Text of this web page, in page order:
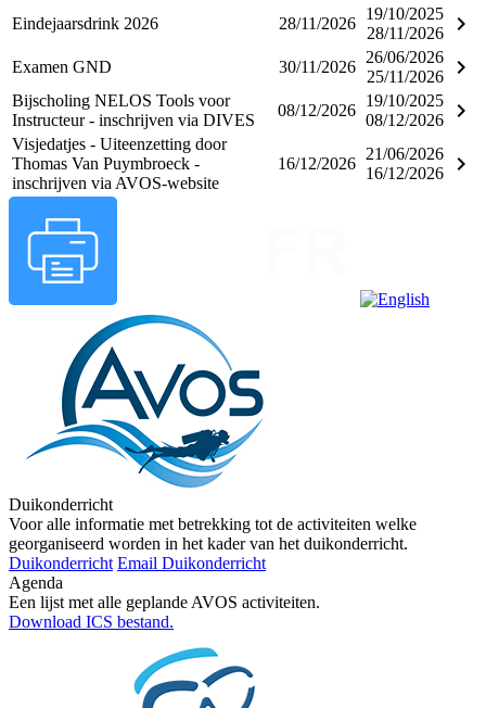
Eindejaarsdrink 2026 28/11/2026
19/10/2025
28/11/2026
keyboard_arrow_right
Examen GND 30/11/2026
26/06/2026
25/11/2026
keyboard_arrow_right
Bijscholing NELOS Tools voor
Instructeur - inschrijven via DIVES
08/12/2026
19/10/2025
08/12/2026
keyboard_arrow_right
Visjedatjes - Uiteenzetting door
Thomas Van Puymbroeck -
inschrijven via AVOS-website
16/12/2026
21/06/2026
16/12/2026
keyboard_arrow_right
Duikonderricht
Voor alle informatie met betrekking tot de activiteiten welke
georganiseerd worden in het kader van het duikonderricht.
Duikonderricht Email Duikonderricht
Agenda
Een lijst met alle geplande AVOS activiteiten.
Download ICS bestand.